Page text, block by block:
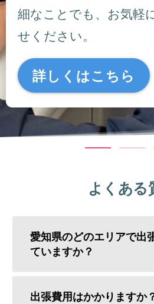
細なことでも、お気軽
せください。
詳しくはこちら
よくある
愛知県のどのエリアで出
ていますか？
出張費用はかかりますか